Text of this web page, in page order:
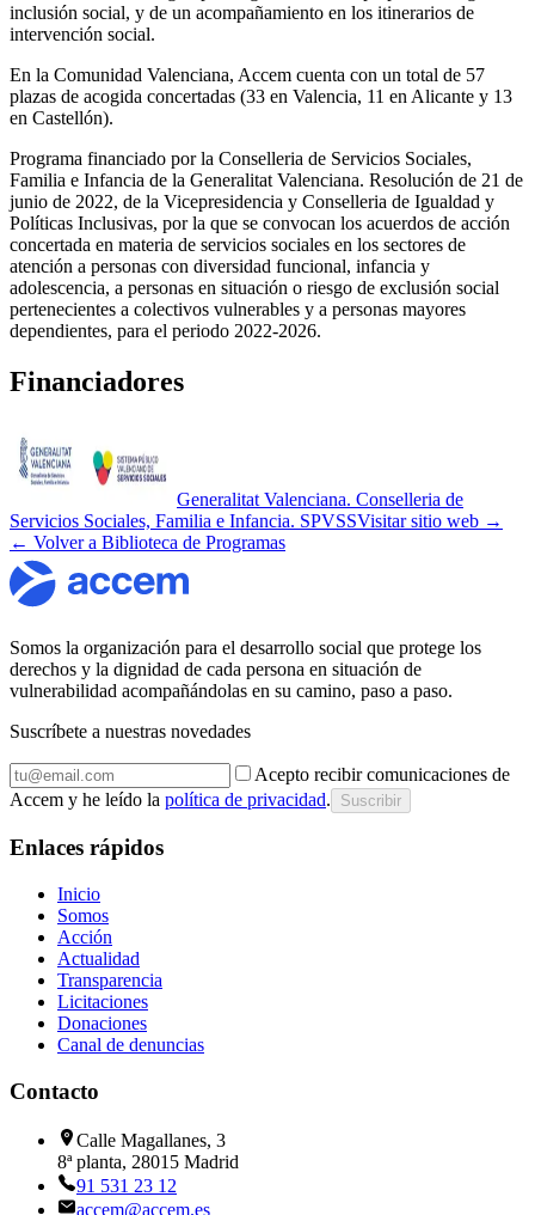
inclusión social, y de un acompañamiento en los itinerarios de
intervención social.
En la Comunidad Valenciana, Accem cuenta con un total de 57
plazas de acogida concertadas (33 en Valencia, 11 en Alicante y 13
en Castellón).
Programa financiado por la Conselleria de Servicios Sociales,
Familia e Infancia de la Generalitat Valenciana. Resolución de 21 de
junio de 2022, de la Vicepresidencia y Conselleria de Igualdad y
Políticas Inclusivas, por la que se convocan los acuerdos de acción
concertada en materia de servicios sociales en los sectores de
atención a personas con diversidad funcional, infancia y
adolescencia, a personas en situación o riesgo de exclusión social
pertenecientes a colectivos vulnerables y a personas mayores
dependientes, para el periodo 2022-2026.
Financiadores
Generalitat Valenciana. Conselleria de
Servicios Sociales, Familia e Infancia. SPVSSVisitar sitio web →
← Volver a Biblioteca de Programas
Somos la organización para el desarrollo social que protege los
derechos y la dignidad de cada persona en situación de
vulnerabilidad acompañándolas en su camino, paso a paso.
Suscríbete a nuestras novedades
Acepto recibir comunicaciones de
Accem y he leído la política de privacidad. Suscribir
Enlaces rápidos
Inicio
Somos
Acción
Actualidad
Transparencia
Licitaciones
Donaciones
Canal de denuncias
Contacto
Calle Magallanes, 3
8ª planta, 28015 Madrid
91 531 23 12
accem@accem.es